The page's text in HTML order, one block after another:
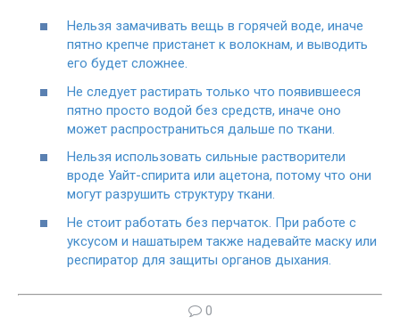
Нельзя замачивать вещь в горячей воде, иначе
пятно крепче пристанет к волокнам, и выводить
его будет сложнее.
Не следует растирать только что появившееся
пятно просто водой без средств, иначе оно
может распространиться дальше по ткани.
Нельзя использовать сильные растворители
вроде Уайт-спирита или ацетона, потому что они
могут разрушить структуру ткани.
Не стоит работать без перчаток. При работе с
уксусом и нашатырем также надевайте маску или
респиратор для защиты органов дыхания.
0